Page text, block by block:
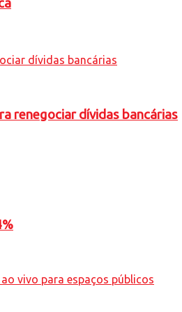
renegociar dívidas bancárias